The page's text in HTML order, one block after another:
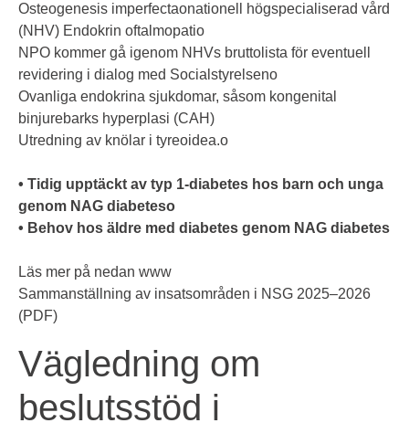
Osteogenesis imperfectaonationell högspecialiserad vård
(NHV) Endokrin oftalmopatio
NPO kommer gå igenom NHVs bruttolista för eventuell
revidering i dialog med Socialstyrelseno
Ovanliga endokrina sjukdomar, såsom kongenital
binjurebarks hyperplasi (CAH)
Utredning av knölar i tyreoidea.o
• Tidig upptäckt av typ 1-diabetes hos barn och unga
genom NAG diabeteso
• Behov hos äldre med diabetes genom NAG diabetes
Läs mer på nedan www
Sammanställning av insatsområden i NSG 2025–2026
(PDF)
Vägledning om
beslutsstöd i